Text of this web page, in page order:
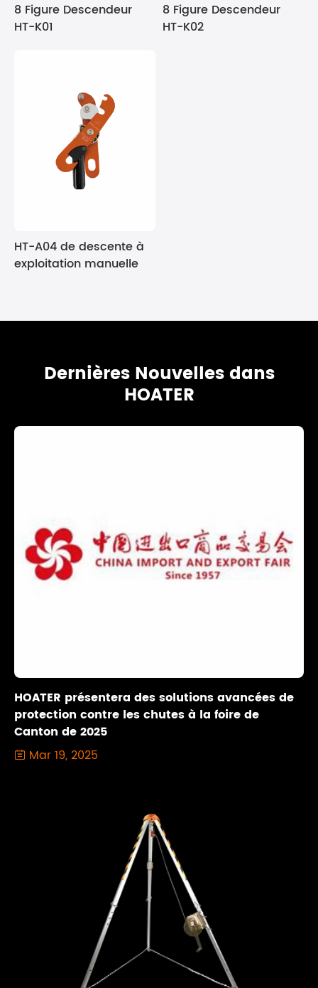
8 Figure Descendeur
HT-K01
8 Figure Descendeur
HT-K02
HT-A04 de descente à
exploitation manuelle
Dernières Nouvelles dans
HOATER
HOATER présentera des solutions avancées de
protection contre les chutes à la foire de
Canton de 2025
 Mar 19, 2025